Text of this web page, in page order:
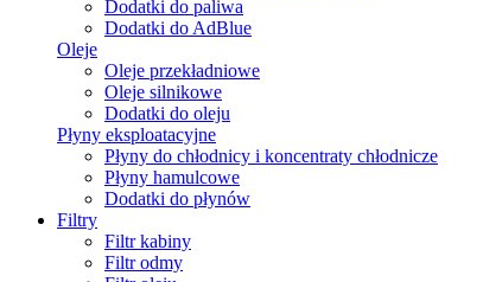
Dodatki do paliwa
Dodatki do AdBlue
Oleje
Oleje przekładniowe
Oleje silnikowe
Dodatki do oleju
Płyny eksploatacyjne
Płyny do chłodnicy i koncentraty chłodnicze
Płyny hamulcowe
Dodatki do płynów
Filtry
Filtr kabiny
Filtr odmy